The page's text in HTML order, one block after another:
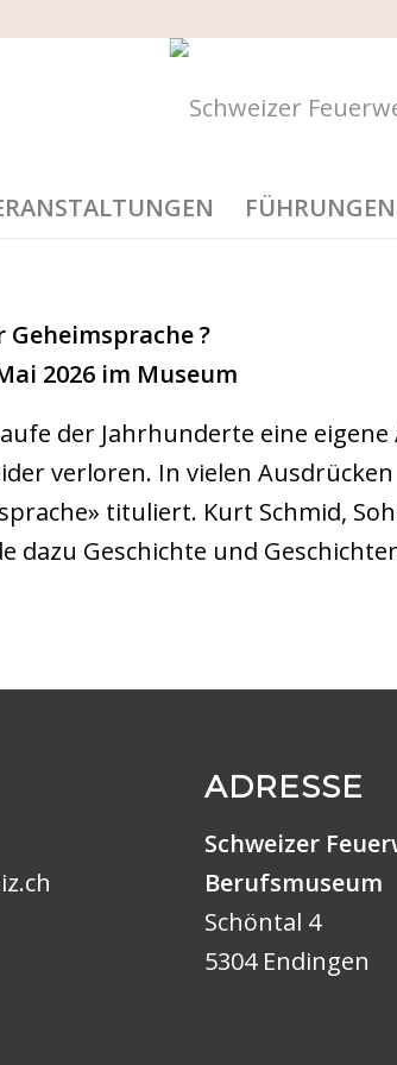
FÜHRUNGEN
Geheimsprache ?
2026 im Museum
der Jahrhunderte eine
verloren. In vielen
tituliert. Kurt Schmid,
dazu Geschichte und
ADRESSE
Schweizer
Berufsmuseum
Schöntal 4
5304 Endingen